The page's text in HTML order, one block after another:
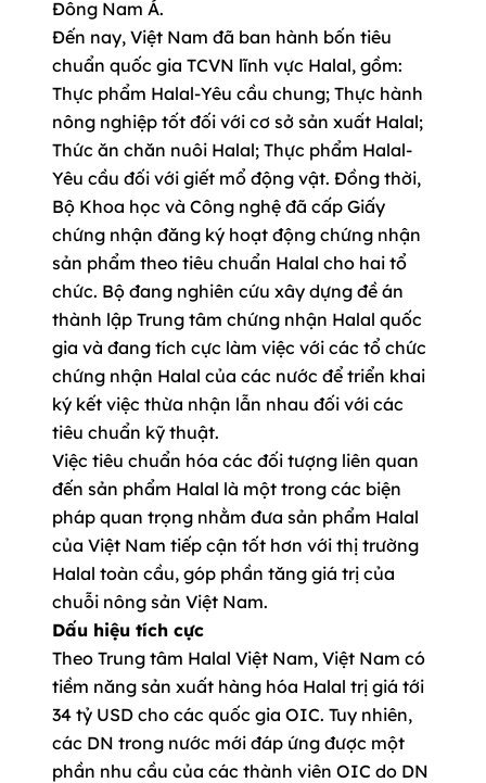
Đông Nam Á.
Đến nay, Việt Nam đã ban hành bốn tiêu
chuẩn quốc gia TCVN lĩnh vực Halal, gồm:
Thực phẩm Halal-Yêu cầu chung; Thực hành
nông nghiệp tốt đối với cơ sở sản xuất Halal;
Thức ăn chăn nuôi Halal; Thực phẩm Halal-
Yêu cầu đối với giết mổ động vật. Đồng thời,
Bộ Khoa học và Công nghệ đã cấp Giấy
chứng nhận đăng ký hoạt động chứng nhận
sản phẩm theo tiêu chuẩn Halal cho hai tổ
chức. Bộ đang nghiên cứu xây dựng đề án
thành lập Trung tâm chứng nhận Halal quốc
gia và đang tích cực làm việc với các tổ chức
chứng nhận Halal của các nước để triển khai
ký kết việc thừa nhận lẫn nhau đối với các
tiêu chuẩn kỹ thuật.
Việc tiêu chuẩn hóa các đối tượng liên quan
đến sản phẩm Halal là một trong các biện
pháp quan trọng nhằm đưa sản phẩm Halal
của Việt Nam tiếp cận tốt hơn với thị trường
Halal toàn cầu, góp phần tăng giá trị của
chuỗi nông sản Việt Nam.
Dấu hiệu tích cực
Theo Trung tâm Halal Việt Nam, Việt Nam có
tiềm năng sản xuất hàng hóa Halal trị giá tới
34 tỷ USD cho các quốc gia OIC. Tuy nhiên,
các DN trong nước mới đáp ứng được một
phần nhu cầu của các thành viên OIC do DN